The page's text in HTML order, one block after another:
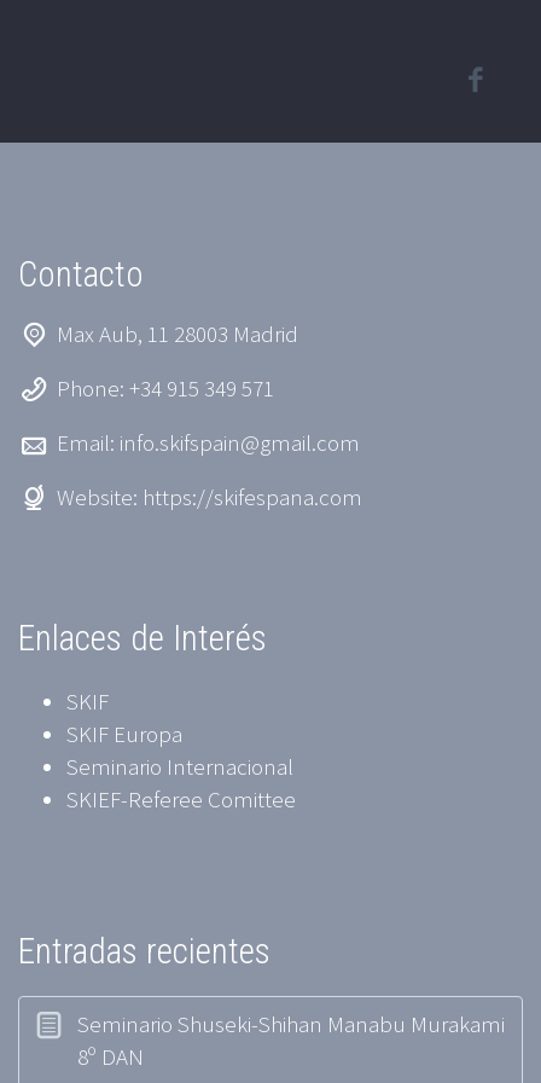
Contacto
Max Aub, 11 28003 Madrid
Phone: +34 915 349 571
Email: info.skifspain@gmail.com
Website: https://skifespana.com
Enlaces de Interés
SKIF
SKIF Europa
Seminario Internacional
SKIEF-Referee Comittee
Entradas recientes
Seminario Shuseki-Shihan Manabu Murakami
8º DAN